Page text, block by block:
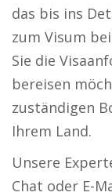
das bis ins
zum Visum
Sie die
bereisen
zuständigen
Ihrem Land.
Unsere
Chat oder E-